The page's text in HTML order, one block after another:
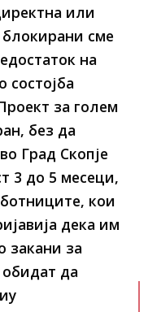
или
сме
на
состојба
за голем
без да
Град Скопје
3 до 5 месеци,
кои
дека им
закани за
обидат да